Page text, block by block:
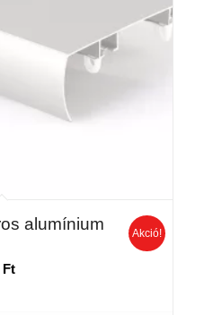
alumínium
FtÁrtartomány:
Akció!